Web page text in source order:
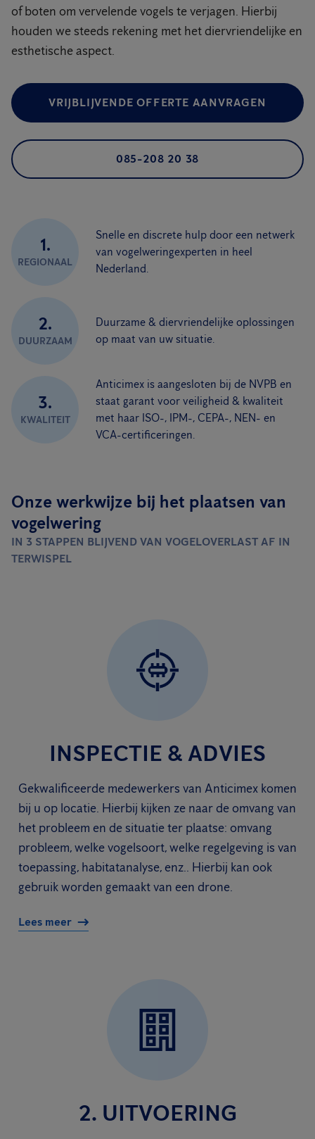
of boten om vervelende vogels te verjagen. Hierbij
houden we steeds rekening met het diervriendelijke en
esthetische aspect.
VRIJBLIJVENDE OFFERTE AANVRAGEN
085-208 20 38
1.
REGIONAAL
Snelle en discrete hulp door een netwerk
van vogelweringexperten in heel
Nederland.
2.
DUURZAAM
Duurzame & diervriendelijke oplossingen
op maat van uw situatie.
3.
KWALITEIT
Anticimex is aangesloten bij de NVPB en
staat garant voor veiligheid & kwaliteit
met haar ISO-, IPM-, CEPA-, NEN- en
VCA-certificeringen.
Onze werkwijze bij het plaatsen van
vogelwering
IN 3 STAPPEN BLIJVEND VAN VOGELOVERLAST AF IN
TERWISPEL
INSPECTIE & ADVIES
Gekwalificeerde medewerkers van Anticimex komen
bij u op locatie. Hierbij kijken ze naar de omvang van
het probleem en de situatie ter plaatse: omvang
probleem, welke vogelsoort, welke regelgeving is van
toepassing, habitatanalyse, enz.. Hierbij kan ook
gebruik worden gemaakt van een drone.
Lees meer
2. UITVOERING